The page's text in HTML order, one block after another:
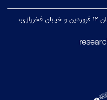
تهران، خیابان انقلاب، بین خیابان ۱۲ فروردین و خیابان فخررازی،